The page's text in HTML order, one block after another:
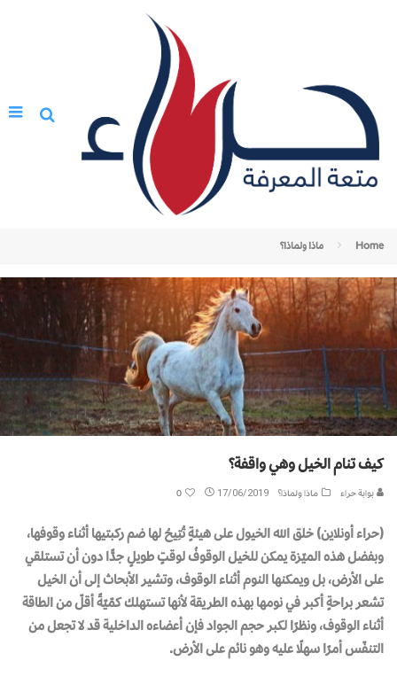
Home ماذا ولماذا؟
كيف تنام الخيل وهي واقفة؟
بوابة حراء ماذا ولماذا؟ 17/06/2019
0
(حراء أونلاين) خلق الله الخيول على هيئةٍ تُتِيحُ لها ضم ركبتيها أثناء وقوفها،
وبفضل هذه الميّزة يمكن للخيل الوقوفُ لوقتٍ طويلٍ جدًّا دون أن تستلقي
على الأرض، بل ويمكنها النوم أثناء الوقوف، وتشير الأبحاث إلى أن الخيل
تشعر براحةٍ أكبر في نومها بهذه الطريقة لأنها تستهلك كمّيّةً أقلّ من الطاقة
أثناء الوقوف، ونظرًا لكبر حجم الجواد فإن أعضاءه الداخلية قد لا تجعل من
التنفّس أمرًا سهلًا عليه وهو نائم على الأرض.